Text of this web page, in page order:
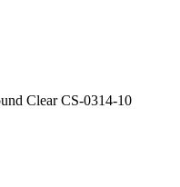
Clear CS-0314-10